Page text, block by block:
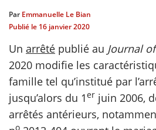
Par Emmanuelle Le Bian
Publié le 16 janvier 2020
Un arrêté publié au Journal
2020 modifie les
famille tel qu’institué par
jusqu’alors du 1er juin 2006,
arrêtés antérieurs,
o